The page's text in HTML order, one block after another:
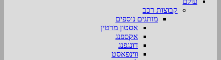
קבוצות רכב
מותגים נוספים
אסטון מרטין
אקספנג
דונגפנג
ווינפאסט